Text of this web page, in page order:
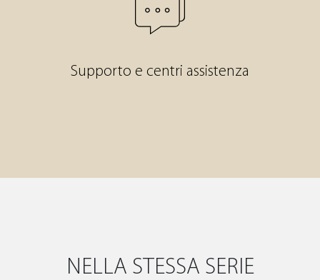
Supporto e centri assistenza
NELLA STESSA SERIE